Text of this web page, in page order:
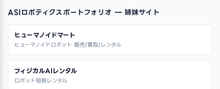
ASIロボティクスポートフォリオ — 姉妹サイト
ヒューマノイドマート
ヒューマノイドロボット 販売/買取/レンタル
フィジカルAIレンタル
ロボット短期レンタル